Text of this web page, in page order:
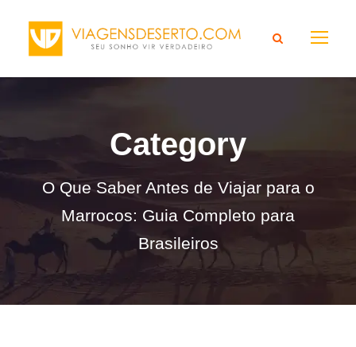
Category
O Que Saber Antes de Viajar para o
Marrocos: Guia Completo para
Brasileiros